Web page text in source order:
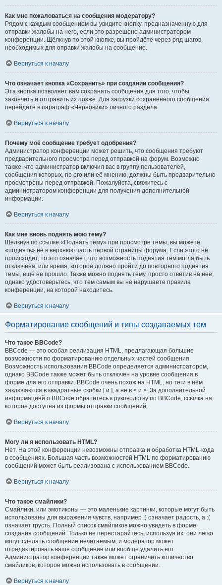
Как мне пожаловаться на сообщения модератору?
Рядом с каждым сообщением вы увидите кнопку, предназначенную для
отправки жалобы на него, если это разрешено администратором
конференции. Щёлкнув по этой кнопке, вы пройдёте через ряд шагов,
необходимых для оправки жалобы на сообщение.
Вернуться к началу
Что означает кнопка «Сохранить» при создании сообщения?
Эта кнопка позволяет вам сохранять сообщения для того, чтобы
закончить и отправить их позже. Для загрузки сохранённого сообщения
перейдите в параграф «Черновики» личного раздела.
Вернуться к началу
Почему моё сообщение требует одобрения?
Администратор конференции может решить, что сообщения требуют
предварительного просмотра перед отправкой на форум. Возможно
также, что администратор включил вас в группу пользователей,
сообщения которых, по его или её мнению, должны быть предварительно
просмотрены перед отправкой. Пожалуйста, свяжитесь с
администратором конференции для получения дополнительной
информации.
Вернуться к началу
Как мне вновь поднять мою тему?
Щёлкнув по ссылке «Поднять тему» при просмотре темы, вы можете
«поднять» её в верхнюю часть первой страницы форума. Если этого не
происходит, то это означает, что возможность поднятия тем могла быть
отключена, или время, которое должно пройти до повторного поднятия
темы, ещё не прошло. Также можно поднять тему, просто ответив на неё,
однако удостоверьтесь, что тем самым вы не нарушаете правила
конференции, на которой находитесь.
Вернуться к началу
Форматирование сообщений и типы создаваемых тем
Что такое BBCode?
BBCode — это особая реализация HTML, предлагающая большие
возможности по форматированию отдельных частей сообщения.
Возможность использования BBCode определяется администратором,
однако BBCode также может быть отключён на уровне сообщения в
форме для его отправки. BBCode очень похож на HTML, но теги в нём
заключаются в квадратные скобки [ и ], а не в < и >. За дополнительной
информацией о BBCode обратитесь к руководству по BBCode, ссылка на
которое доступна из формы отправки сообщений.
Вернуться к началу
Могу ли я использовать HTML?
Нет. На этой конференции невозможны отправка и обработка HTML-кода
в сообщениях. Большая часть возможностей HTML по форматированию
сообщений может быть реализована с использованием BBCode.
Вернуться к началу
Что такое смайлики?
Смайлики, или эмотиконы — это маленькие картинки, которые могут быть
использованы для выражения чувств, например :) означает радость, а :(
означает грусть. Полный список смайликов можно увидеть в форме
создания сообщений. Только не перестарайтесь, используя их: они легко
могут сделать сообщение нечитаемым, и модератор может
отредактировать ваше сообщение или вообще удалить его.
Администратор конференции также может ограничить количество
смайликов, которое можно использовать в сообщении.
Вернуться к началу